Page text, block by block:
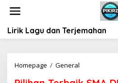
Lirik Lagu dan Terjemahan
Homepage / General